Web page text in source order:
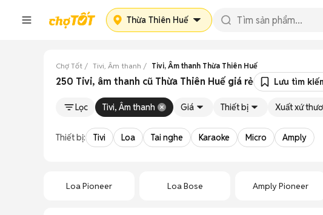
Thừa Thiên Huế
Chợ Tốt Tivi, Âm thanh Tivi, Âm thanh Thừa Thiên Huế
250 Tivi, âm thanh cũ Thừa Thiên Huế giá rẻ Lưu tìm
Lọc Tivi, Âm thanh Giá Thiết bị Xuất xứ
Thiết bị: Tivi Loa Tai nghe Karaoke Micro Amply
Loa Pioneer Loa Bose Amply Pioneer